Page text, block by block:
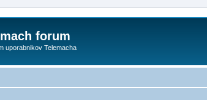
forum
uporabnikov Telemacha